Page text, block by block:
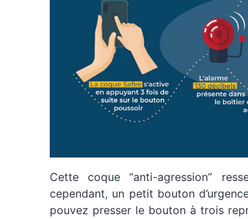
Cette coque “anti-agression”
cependant, un petit bouton
pouvez presser le bouton à trois